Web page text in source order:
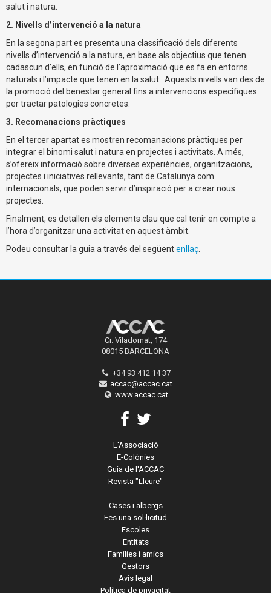
salut i natura.
2. Nivells d’intervenció a la natura
En la segona part es presenta una classificació dels diferents
nivells d’intervenció a la natura, en base als objectius que tenen
cadascun d’ells, en funció de l’aproximació que es fa en entorns
naturals i l’impacte que tenen en la salut. Aquests nivells van des de
la promoció del benestar general fins a intervencions específiques
per tractar patologies concretes.
3. Recomanacions pràctiques
En el tercer apartat es mostren recomanacions pràctiques per
integrar el binomi salut i natura en projectes i activitats. A més,
s’ofereix informació sobre diverses experiències, organitzacions,
projectes i iniciatives rellevants, tant de Catalunya com
internacionals, que poden servir d’inspiració per a crear nous
projectes.
Finalment, es detallen els elements clau que cal tenir en compte a
l’hora d’organitzar una activitat en aquest àmbit.
Podeu consultar la guia a través del següentenllaç
Cr. Viladomat, 174
08015 BARCELONA
+34 93 412 14 37
accac@accac.cat
www.accac.cat
L'Associació
E-Colònies
Guia de l'ACCAC
Revista "Lleure"
Cases i albergs
Fes una sol·licitud
Escoles
Entitats
Famílies i amics
Gestors
Avís legal
Política de privacitat